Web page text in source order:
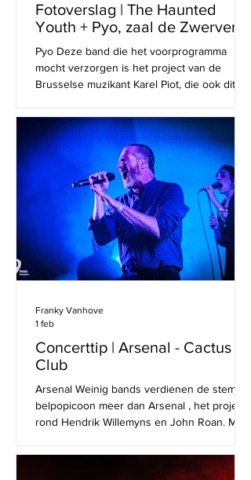
Fotoverslag | The Haunted
Youth + Pyo, zaal de Zwerver
Pyo Deze band die het voorprogramma
mocht verzorgen is het project van de
Brusselse muzikant Karel Piot, die ook dit
was. Hij brengt een mix van moderne post-
punk en new wave van de jaren '80. Zijn
muziek bracht hen reeds optredens tot in
Zuid-Korea. The Haunted Youth In zaal de
Zwerver stond The Haunted Youth op het
podium voor hun try-out voor de release van
hun nieuw album 'Boys Cry Too' en wauw...
wat een avond. De nieuwe songs kwa
Concerttip | Arsenal - Cactus
Club
Arsenal Weinig bands verdienen de stempel
belpopicoon meer dan Arsenal , het project
rond Hendrik Willemyns en John Roan. Met
elektronica en klanken van over de hele
wereld is de groep al bijna 25 jaar een vaste
Franky Vanhove
1 feb